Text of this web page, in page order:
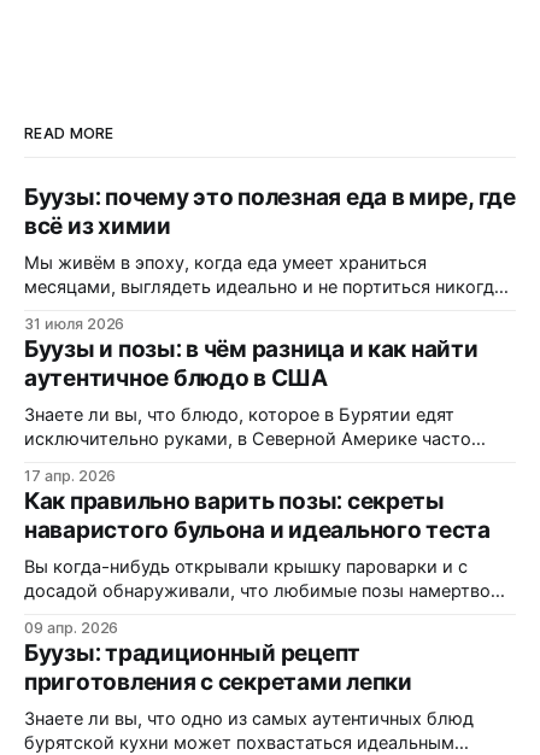
READ MORE
Буузы: почему это полезная еда в мире, где
всё из химии
Мы живём в эпоху, когда еда умеет храниться
месяцами, выглядеть идеально и не портиться никогда.
вкус. Полки магазинов забиты ультраобработанной
пищей: полуфабрикатами, лапшой быстрого
приготовления, «домашними» котлетами с составом на
пол-этикетки. А ведь есть блюдо, которому не нужны
консерванты, потому
31 июля 2026
Буузы и позы: в чём разница и как найти
аутентичное блюдо в США
Знаете ли вы, что блюдо, которое в Бурятии едят
исключительно руками, в Северной Америке часто
материале вы узнаете, почему одни называют их
«буузы», а другие — «позы», как диаспора адаптирует
рецепт под западные реалии, и где именно на трассах
Монтаны можно заказать свежую партию без
17 апр. 2026
Как правильно варить позы: секреты
наваристого бульона и идеального теста
Вы когда-нибудь открывали крышку пароварки и с
досадой обнаруживали, что любимые позы намертво
пирожок, а внутри — сухо и безвкусно? Статистика
кулинарных форумов показывает: более 60% новичков
сталкиваются с этими проблемами при первом
знакомстве с бурятской кухней. В этой статье вы
узнаете:
09 апр. 2026
Буузы: традиционный рецепт
приготовления с секретами лепки
Знаете ли вы, что одно из самых аутентичных блюд
бурятской кухни может похвастаться идеальным